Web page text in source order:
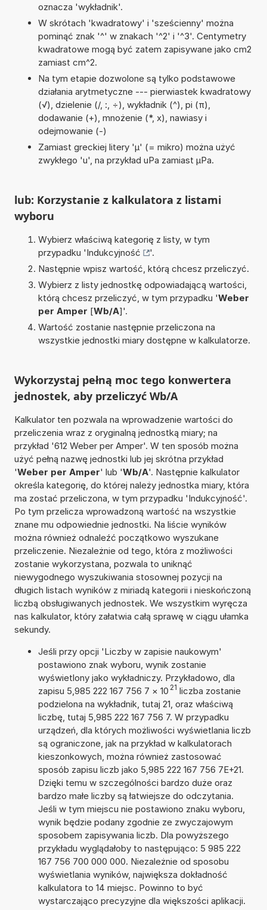
oznacza 'wykładnik'.
W skrótach 'kwadratowy' i 'sześcienny' można
pominąć znak '^' w znakach '^2' i '^3'. Centymetry
kwadratowe mogą być zatem zapisywane jako cm2
zamiast cm^2.
Na tym etapie dozwolone są tylko podstawowe
działania arytmetyczne --- pierwiastek kwadratowy
(√), dzielenie (/, :, ÷), wykładnik (^), pi (π),
dodawanie (+), mnożenie (*, x), nawiasy i
odejmowanie (-)
Zamiast greckiej litery 'µ' (= mikro) można użyć
zwykłego 'u', na przykład uPa zamiast µPa.
lub: Korzystanie z kalkulatora z listami
wyboru
Wybierz właściwą kategorię z listy, w tym
przypadku 'Indukcyjność
'.
Następnie wpisz wartość, którą chcesz przeliczyć.
Wybierz z listy jednostkę odpowiadającą wartości,
którą chcesz przeliczyć, w tym przypadku 'Weber
per Amper [Wb/A]'.
Wartość zostanie następnie przeliczona na
wszystkie jednostki miary dostępne w kalkulatorze.
Wykorzystaj pełną moc tego konwertera
jednostek, aby przeliczyć Wb/A
Kalkulator ten pozwala na wprowadzenie wartości do
przeliczenia wraz z oryginalną jednostką miary; na
przykład '612 Weber per Amper'. W ten sposób można
użyć pełną nazwę jednostki lub jej skrótna przykład
'Weber per Amper' lub 'Wb/A'. Następnie kalkulator
określa kategorię, do której należy jednostka miary, która
ma zostać przeliczona, w tym przypadku 'Indukcyjność'.
Po tym przelicza wprowadzoną wartość na wszystkie
znane mu odpowiednie jednostki. Na liście wyników
można również odnaleźć początkowo wyszukane
przeliczenie. Niezależnie od tego, która z możliwości
zostanie wykorzystana, pozwala to uniknąć
niewygodnego wyszukiwania stosownej pozycji na
długich listach wyników z miriadą kategorii i nieskończoną
liczbą obsługiwanych jednostek. We wszystkim wyręcza
nas kalkulator, który załatwia całą sprawę w ciągu ułamka
sekundy.
Jeśli przy opcji 'Liczby w zapisie naukowym'
postawiono znak wyboru, wynik zostanie
wyświetlony jako wykładniczy. Przykładowo, dla
zapisu 5,985 222 167 756 7 × 10 21 liczba zostanie
podzielona na wykładnik, tutaj 21, oraz właściwą
liczbę, tutaj 5,985 222 167 756 7. W przypadku
urządzeń, dla których możliwości wyświetlania liczb
są ograniczone, jak na przykład w kalkulatorach
kieszonkowych, można również zastosować
sposób zapisu liczb jako 5,985 222 167 756 7E+21.
Dzięki temu w szczególności bardzo duże oraz
bardzo małe liczby są łatwiejsze do odczytania.
Jeśli w tym miejscu nie postawiono znaku wyboru,
wynik będzie podany zgodnie ze zwyczajowym
sposobem zapisywania liczb. Dla powyższego
przykładu wyglądałoby to następująco: 5 985 222
167 756 700 000 000. Niezależnie od sposobu
wyświetlania wyników, największa dokładność
kalkulatora to 14 miejsc. Powinno to być
wystarczająco precyzyjne dla większości aplikacji.